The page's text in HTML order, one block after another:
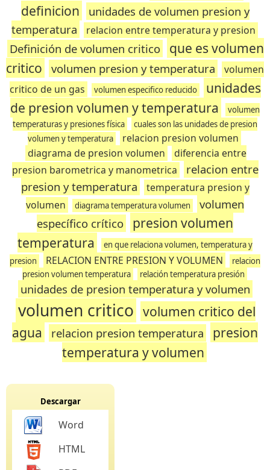
definicion
unidades de volumen presion y
temperatura
relacion entre temperatura y presion
Definición de volumen critico
que es volumen
critico
volumen presion y temperatura
volumen
critico de un gas
volumen especifico reducido
unidades
de presion volumen y temperatura
volumen
temperaturas y presiones física
cuales son las unidades de presion
volumen y temperatura
relacion presion volumen
diagrama de presion volumen
diferencia entre
presion barometrica y manometrica
relacion entre
presion y temperatura
temperatura presion y
volumen
diagrama temperatura volumen
volumen
específico crítico
presion volumen
temperatura
en que relaciona volumen, temperatura y
presion
RELACION ENTRE PRESION Y VOLUMEN
relacion
presion volumen temperatura
relación temperatura presión
unidades de presion temperatura y volumen
volumen critico volumen critico del
agua
relacion presion temperatura
presion
temperatura y volumen
Descargar
Word
HTML